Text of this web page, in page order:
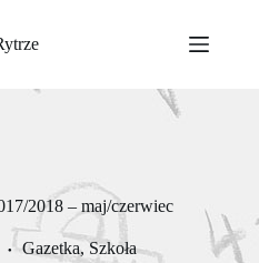
2018 – maj/czerwiec
Gazetka,Szkoła